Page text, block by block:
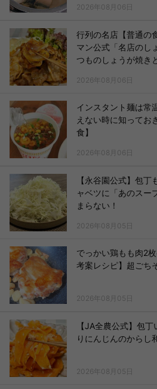
2026年08月06日
行列の名店【普通の
マン公式「名店のし
つものしょうが焼き
2026年08月06日
インスタント麺は常
えない時に知ってお
食】
2026年08月06日
【永谷園公式】包
ャベツに「あのスー
まらない！
2026年08月05日
でっかい鶏もも肉2
考案レシピ】超ごち
2026年08月05日
【JA全農公式】包
りにんじんのからし
2026年08月05日